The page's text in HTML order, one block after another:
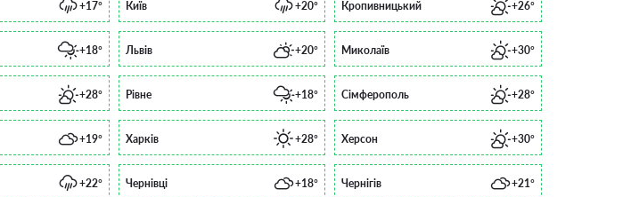
+17° Київ +20° Кропивницький +26°
+18° Львів +20° Миколаїв +30°
+28° Рівне +18° Сімферополь +28°
+19° Харків +28° Херсон +30°
+22° Чернівці +18° Чернігів +21°